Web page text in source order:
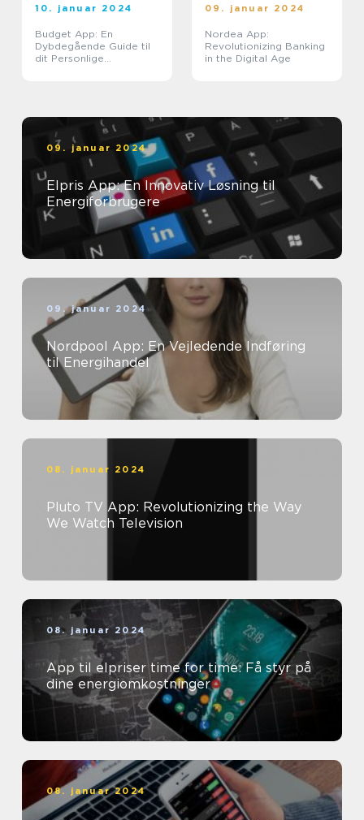
10. januar 2024
Budget App: En
Dybdegående Guide til
dit Personlige
09. januar 2024
Nordea App:
Revolutionizing Banking
in the Digital Age
09. januar 2024
Elpris App: En Innovativ Løsning til
Energiforbrugere
09. januar 2024
Nordpool App: En Vejledende Indføring
til Energihandel
08. januar 2024
Pluto TV App: Revolutionizing the Way
We Watch Television
08. januar 2024
App til elpriser time for time: Få styr på
dine energiomkostninger
08. januar 2024